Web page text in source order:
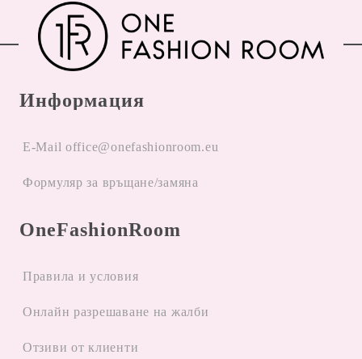
Информация
E-Mail office@onefashionroom.eu
Формуляр за връщане/замяна
OneFashionRoom
Правила и условия
Oнлайн разрешаване на жалби
Отзиви от клиенти